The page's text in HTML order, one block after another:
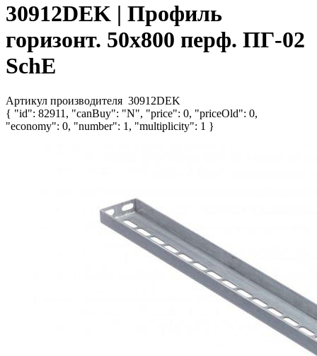
30912DEK | Профиль
горизонт. 50х800 перф. ПГ-02
SchE
Артикул производителя 30912DEK
{ "id": 82911, "canBuy": "N", "price": 0, "priceOld": 0,
"economy": 0, "number": 1, "multiplicity": 1 }